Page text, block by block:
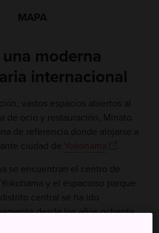
MAPA
moderna
internacional
vastos espacios abiertos al
de ocio y restauración, Minato
de referencia donde alojarse a
ciudad de Yokohama
se encuentran el centro de
y el espacioso parque
central se ha ido
desde los años ochenta